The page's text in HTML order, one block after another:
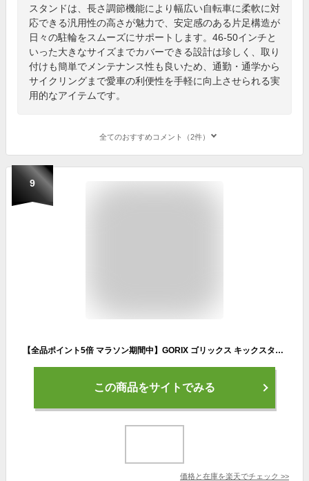
スタンドは、長さ調節機能により幅広い自転車に柔軟に対
応できる汎用性の高さが魅力で、安定感のある片足構造が
日々の駐輪をスムーズにサポートします。46-50インチと
いった大きなサイズまでカバーできる設計は珍しく、取り
付けも簡単でメンテナンス性も良いため、通勤・通学から
サイクリングまで愛車の利便性を手軽に向上させられる実
用的なアイテムです。
全てのおすすめコメント（2件）
9
【全品ポイント5倍 マラソン期間中】GORIX ゴリックス キックスタンド 自転車 サイドスタンド ロードバイク クロスバイク 軽量 倒れにくい 自転車スタンド 26-29インチ 700c 後つけ 調整 車体取付スタンド(GX-ST978)
この商品をサイトでみる
価格と在庫を楽天でチェック >>